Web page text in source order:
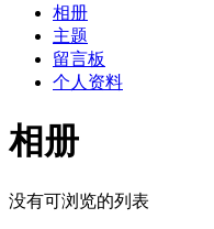
相册
主题
留言板
个人资料
相册
没有可浏览的列表